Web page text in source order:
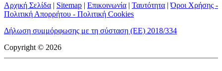
Αρχική Σελίδα | Sitemap | Επικοινωνία | Ταυτότητα |Όροι Χρήσης -
Πολιτική Απορρήτου - Πολιτική Cookies
Δήλωση συμμόρφωσης με τη σύσταση (ΕΕ) 2018/334
Copyright © 2026